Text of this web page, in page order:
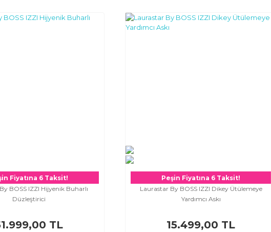
Fiyatına 6 Taksit!
BOSS IZZI Hijyenik Buharlı
Düzleştirici
TL
Peşin Fiyatına 6 Taksit!
Laurastar By BOSS IZZI Dikey Ütülemeye
Yardımcı Askı
15.499,00 TL